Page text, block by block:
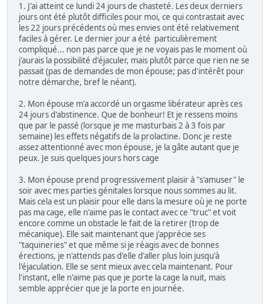
1. J'ai atteint ce lundi 24 jours de chasteté. Les deux derniers
jours ont été plutôt difficiles pour moi, ce qui contrastait avec
les 22 jours précédents où mes envies ont été relativement
faciles à gérer. Le dernier jour a été particulièrement
compliqué... non pas parce que je ne voyais pas le moment où
j'aurais la possibilité d'éjaculer, mais plutôt parce que rien ne se
passait (pas de demandes de mon épouse; pas d'intérêt pour
notre démarche, bref le néant).
2. Mon épouse m'a accordé un orgasme libérateur après ces
24 jours d'abstinence. Que de bonheur! Et je ressens moins
que par le passé (lorsque je me masturbais 2 à 3 fois par
semaine) les effets négatifs de la prolactine. Donc je reste
assez attentionné avec mon épouse, je la gâte autant que je
peux. Je suis quelques jours hors cage
3. Mon épouse prend progressivement plaisir à "s'amuser" le
soir avec mes parties génitales lorsque nous sommes au lit.
Mais cela est un plaisir pour elle dans la mesure où je ne porte
pas ma cage, elle n'aime pas le contact avec ce "truc" et voit
encore comme un obstacle le fait de la retirer (trop de
mécanique). Elle sait maintenant que j'apprécie ses
"taquineries" et que même si je réagis avec de bonnes
érections, je n'attends pas d'elle d'aller plus loin jusqu'à
l'éjaculation. Elle se sent mieux avec cela maintenant. Pour
l'instant, elle n'aime pas que je porte la cage la nuit, mais
semble apprécier que je la porte en journée.